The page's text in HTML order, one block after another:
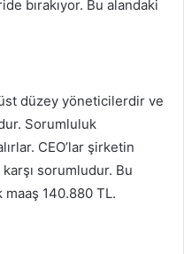
bırakıyor. Bu alandaki
düzey yöneticilerdir ve
Sorumluluk
CEO’lar şirketin
sorumludur. Bu
140.880 TL.